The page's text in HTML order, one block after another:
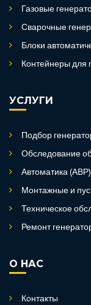
Газовые
Сварочные
Блоки
Контейнеры для
УСЛУГИ
Подбор
Обследование
Автоматика
Монтажные и
Техническое
Ремонт
О НАС
Контакты